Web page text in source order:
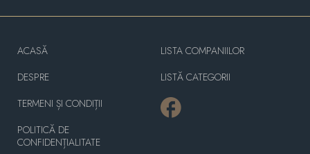
ACASĂ
DESPRE
TERMENI ȘI CONDIȚII
POLITICĂ DE
CONFIDENȚIALITATE
LISTA COMPANIILOR
LISTĂ CATEGORII